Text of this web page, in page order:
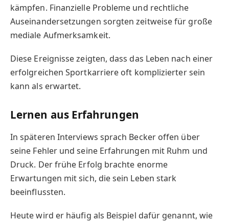
kämpfen. Finanzielle Probleme und rechtliche
Auseinandersetzungen sorgten zeitweise für große
mediale Aufmerksamkeit.
Diese Ereignisse zeigten, dass das Leben nach einer
erfolgreichen Sportkarriere oft komplizierter sein
kann als erwartet.
Lernen aus Erfahrungen
In späteren Interviews sprach Becker offen über
seine Fehler und seine Erfahrungen mit Ruhm und
Druck. Der frühe Erfolg brachte enorme
Erwartungen mit sich, die sein Leben stark
beeinflussten.
Heute wird er häufig als Beispiel dafür genannt, wie